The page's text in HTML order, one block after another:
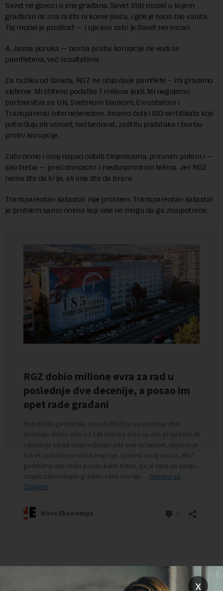
Savet ne govori u ime građana. Savet štiti model u kojem
građanin ne zna ni šta ni kome plaća, i gde je haos bio valuta.
Taj model je prošlost — i upravo zato je Savet nervozan.
4. Jasna poruka — borba protiv korupcije ne vodi se
pamfletima, već rezultatima
Za razliku od Saveta, RGZ ne objavljuje pamflete – mi gradimo
sisteme. Mi štitimo podatke 7 miliona ljudi. Mi negujemo
partnerstva sa UN, Svetskom bankom, Evrostatom i
Transparensi Internešenelom. Imamo četiri ISO sertifikata koji
potvrđuju stručnost, bezbednost, zaštitu podataka i borbu
protiv korupcije.
Zato ćemo i ovaj napad odbiti činjenicama, pravnim putem i —
ako treba — pred domaćim i međunarodnim telima. Jer RGZ
nema šta da krije, ali ima šta da brani.
Transparentan katastar nije problem. Transparentan katastar
je problem samo onima koji više ne mogu da ga zloupotrebe.
Preuzimanje delova teksta je dozvoljeno, ali uz obavezno navođenje
izvora i uz postavljanje linka ka izvornom tekstu na novaekonomija.rs
x